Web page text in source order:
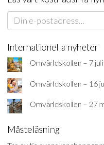
Internationella nyheter
Omvärldskollen – 7
Omvärldskollen – 16
Omvärldskollen – 27
Måsteläsning